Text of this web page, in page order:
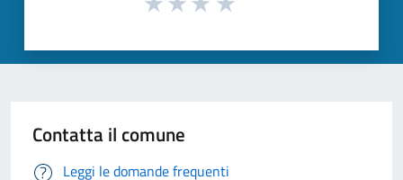
Contatta il comune
Leggi le domande frequenti